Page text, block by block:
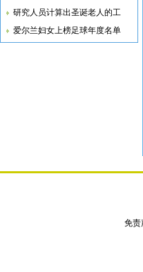
研究人员计算出圣诞老人的工
爱尔兰妇女上榜足球年度名单
免责